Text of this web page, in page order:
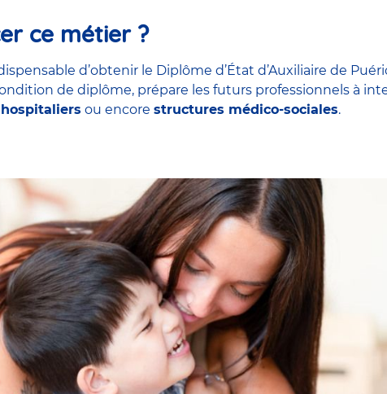
ce métier ?
d’obtenir le Diplôme d’État d’Auxiliaire de
de diplôme, prépare les futurs professionnels à
ou encore structures médico-sociales.